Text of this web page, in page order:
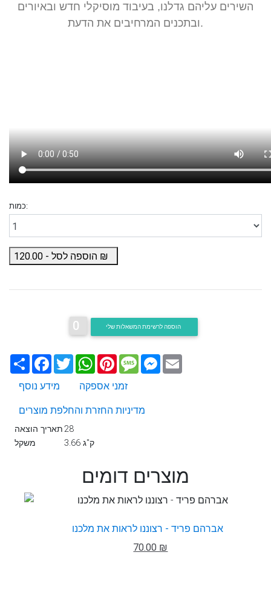
השירים עליהם גדלנו, בעיבוד מוסיקלי חדש ובאיורים
ובתכנים המרחיבים את הדעת.
כמות:
הוספה לסל - 120.00
0
שתף Facebook
TwitterWhatsApp
PinterestMessageMessenger
מידע נוסף
זמני אספקה
מדיניות החזרת והחלפת מוצרים
תאריך הוצאה28
משקל
3.66 ק"ג
מוצרים דומים
אברהם פריד - רצוננו לראות את מלכנו
70.00 ₪